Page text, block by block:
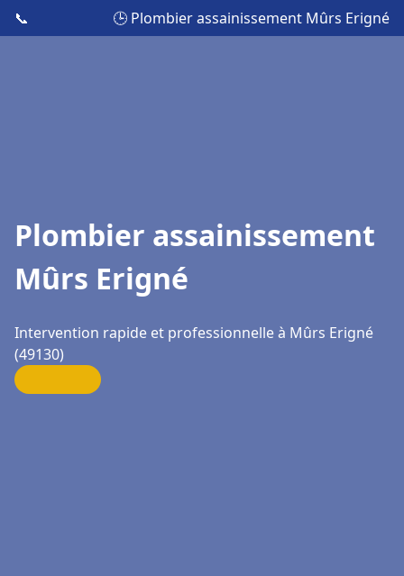
📞 🕒 Plombier assainissement Mûrs Erigné
Plombier assainissement
Mûrs Erigné
Intervention rapide et professionnelle à Mûrs Erigné
(49130)